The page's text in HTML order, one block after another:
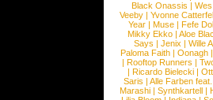
Black Onassis |
Veeby | Yvonne
Year| Muse| Fefe
Mikky Ekko | Aloe
Says | Jenix | Wille
Paloma Faith| Oonagh|
| Rooftop Runners |
| Ricardo Bielecki |
Saris | Alle Farben
Marashi | Synthkartell |